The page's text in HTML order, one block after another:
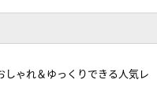
ゃれ＆ゆっくりできる人気レ